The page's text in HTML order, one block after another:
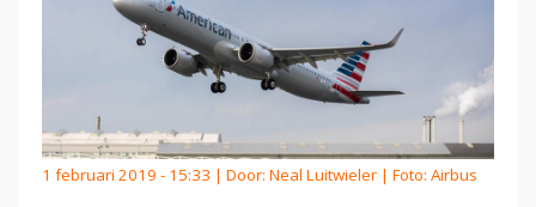
1 februari 2019 - 15:33 | Door: Neal Luitwieler | Foto: Airbus